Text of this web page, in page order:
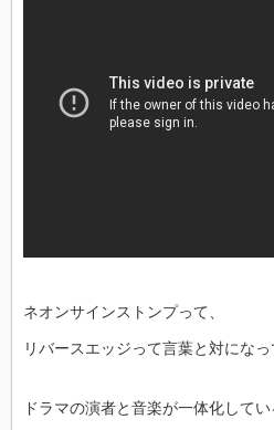
ネオンサインストンプって、
リバースエッジって言葉と対になっ
ドラマの演者と音楽が一体化してい